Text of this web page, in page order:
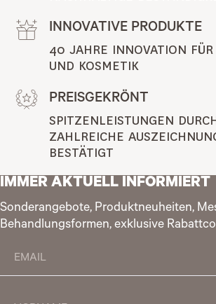
INNOVATIVE PRODUKTE
40 JAHRE INNOVATION
UND KOSMETIK
PREISGEKRÖNT
SPITZENLEISTUNGEN
ZAHLREICHE
BESTÄTIGT
IMMER AKTUELL INFORMIERT
Sonderangebote, Produktneuheiten,
Behandlungsformen, exklusive